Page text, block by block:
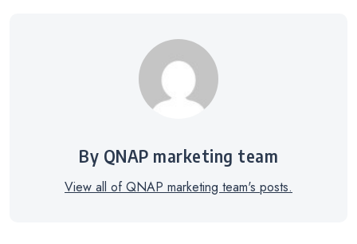
By QNAP marketing team
View all of QNAP marketing team's posts.